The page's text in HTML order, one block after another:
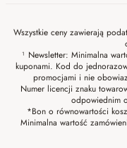
Wszystkie ceny zawierają
¹ Newsletter: Minimalna
kuponami. Kod do
promocjami i nie
Numer licencji znaku
odpowiednim
*Bon o równowartości
Minimalna wartość